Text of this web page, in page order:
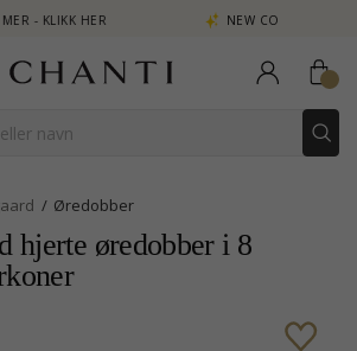
HER NEW COLLECTION | AURA
Øredobber
hjerte øredobber i 8